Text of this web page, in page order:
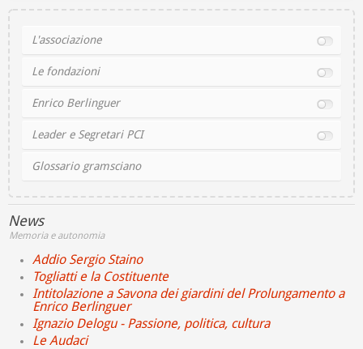
L'associazione
Le fondazioni
Enrico Berlinguer
Leader e Segretari PCI
Glossario gramsciano
News
Memoria e autonomia
Addio Sergio Staino
Togliatti e la Costituente
Intitolazione a Savona dei giardini del Prolungamento a
Enrico Berlinguer
Ignazio Delogu - Passione, politica, cultura
Le Audaci